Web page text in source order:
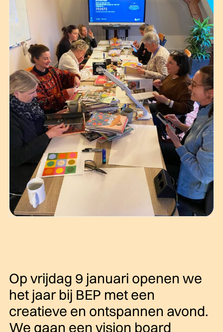
Op vrijdag 9 januari openen we
het jaar bij BEP met een
creatieve en ontspannen avond.
We gaan een vision board